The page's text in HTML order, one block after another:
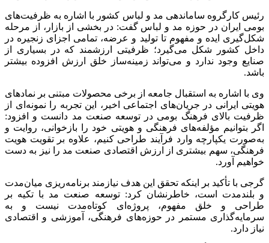
رئیس کارگروه ساماندهی مد و لباس کشور با اشاره به ظرفیت‌های
بومی ایران در حوزه مد و لباس گفت: در بخشی از بازار، از مرحله
شکل‌گیری ایده و مفهوم تا تولید و عرضه، تمامی اجزای زنجیره در
داخل کشور شکل می‌گیرد؛ ظرفیتی ارزشمند که در بسیاری از
صنایع وجود ندارد و می‌تواند زمینه‌ساز خلق ارزش افزوده بیشتر
باشد.
وی با اشاره به استقبال جامعه از برخی محصولات مبتنی بر نمادهای
هویتی ایرانی در جریان‌های اجتماعی اخیر، این تجربه را نمونه‌ای از
ظرفیت بالای فرهنگ بومی در توسعه صنعت مد دانست و افزود:
اگر بتوانیم مؤلفه‌های فرهنگی و هویتی خود را بازخوانی، روایت و
به‌صورت یکپارچه وارد فرآیند طراحی کنیم، علاوه بر تقویت هویت
فرهنگی، سهم بیشتری از ارزش اقتصادی صنعت مد را نیز به دست
خواهیم آورد.
گرجی با تأکید بر اینکه تحقق این هدف نیازمند برنامه‌ریزی میان‌مدت
و بلندمدت است، خاطرنشان کرد: توسعه صنعت مد با تکیه بر
طراحی و خلق مفهوم، پروژه‌ای کوتاه‌مدت نیست و به
سرمایه‌گذاری مستمر در حوزه‌های فرهنگی، آموزشی و اقتصادی
نیاز دارد.